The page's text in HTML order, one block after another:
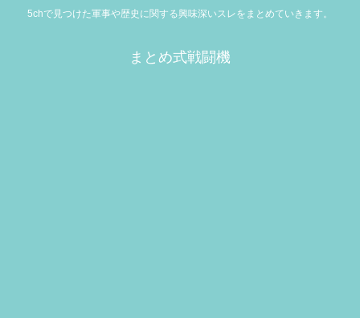
5chで見つけた軍事や歴史に関する興味深いスレをまとめていきます。
まとめ式戦闘機